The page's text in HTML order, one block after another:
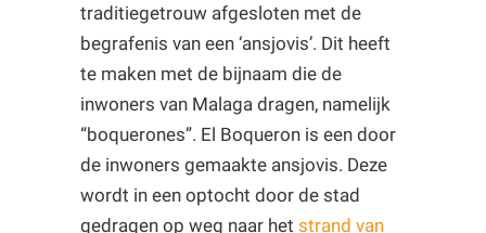
traditiegetrouw afgesloten met de
begrafenis van een ‘ansjovis’. Dit heeft
te maken met de bijnaam die de
inwoners van Malaga dragen, namelijk
“boquerones”. El Boqueron is een door
de inwoners gemaakte ansjovis. Deze
wordt in een optocht door de stad
gedragen op weg naar het strand van